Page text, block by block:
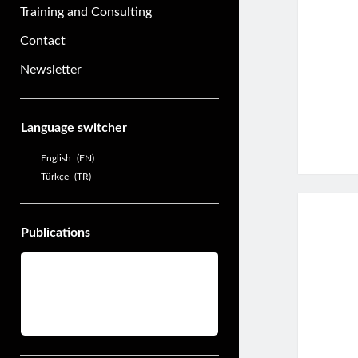
Training and Consulting
Contact
Newsletter
Language switcher
English
EN
Türkçe
TR
Publications